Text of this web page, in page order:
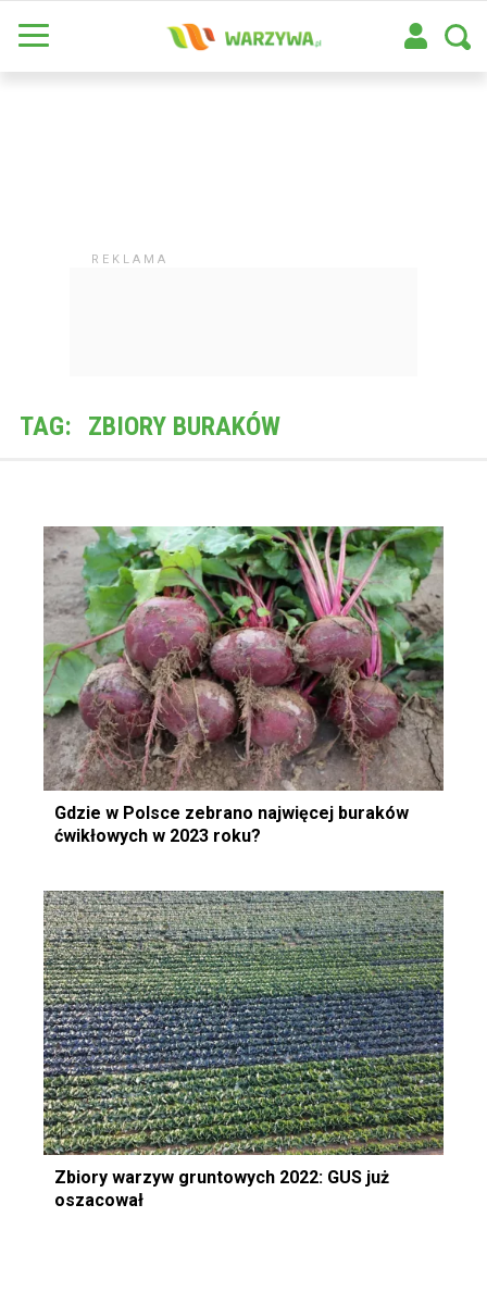
TAG: ZBIORY BURAKÓW
Gdzie w Polsce zebrano najwięcej buraków
ćwikłowych w 2023 roku?
Zbiory warzyw gruntowych 2022: GUS już
oszacował